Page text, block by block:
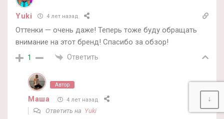
Yuki 4 лет назад
Оттенки — очень даже! Теперь тоже буду обращать
внимание на этот бренд! Спасибо за обзор!
1 Ответить
Автор
Маша 4 лет назад
Ответить на Yuki
↓